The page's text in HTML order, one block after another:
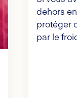
dehors
protéger
par le